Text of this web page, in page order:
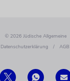
© 2026 Jüdische Allgemeine
Datenschutzerklärung / AGB